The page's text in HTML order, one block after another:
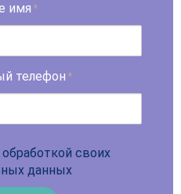
имя *
телефон *
обработкой своих
данных